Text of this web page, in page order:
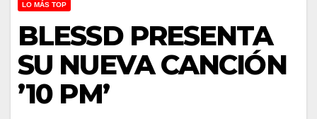
LO MÁS TOP
BLESSD PRESENTA
SU NUEVA CANCIÓN
’10 PM’